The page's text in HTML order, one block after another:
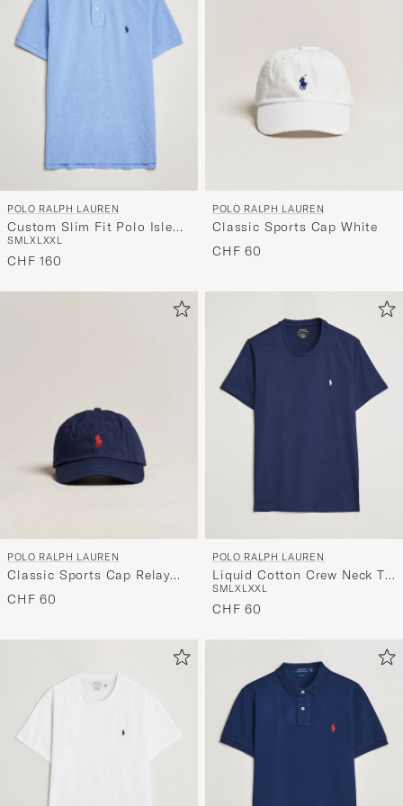
Auswahl,
Stil
POLO RALPH LAUREN
Custom Slim Fit Polo Isle
Heather
SMLXLXXL
CHF 160
POLO RALPH LAUREN
Classic Sports Cap White
CHF 60
POLO RALPH LAUREN
Classic Sports Cap Relay
Blue
CHF 60
POLO RALPH LAUREN
Liquid Cotton Crew Neck T-
Shirt Cruise Navy
SMLXLXXL
CHF 60